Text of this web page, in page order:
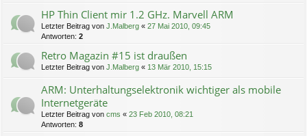
HP Thin Client mir 1.2 GHz. Marvell ARM
Letzter Beitrag von J.Malberg « 27 Mai 2010, 09:45
Antworten: 2
Retro Magazin #15 ist draußen
Letzter Beitrag von J.Malberg « 13 Mär 2010, 15:15
ARM: Unterhaltungselektronik wichtiger als mobile
Internetgeräte
Letzter Beitrag von cms « 23 Feb 2010, 08:21
Antworten: 8